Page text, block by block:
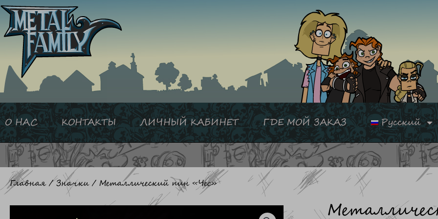
Перейти
содержимому
О НАС КОНТАКТЫ ЛИЧНЫЙ КАБИНЕТ ГДЕ МОЙ ЗАКАЗ Русский
Главная/Значки/ Металлический пин «Чес»